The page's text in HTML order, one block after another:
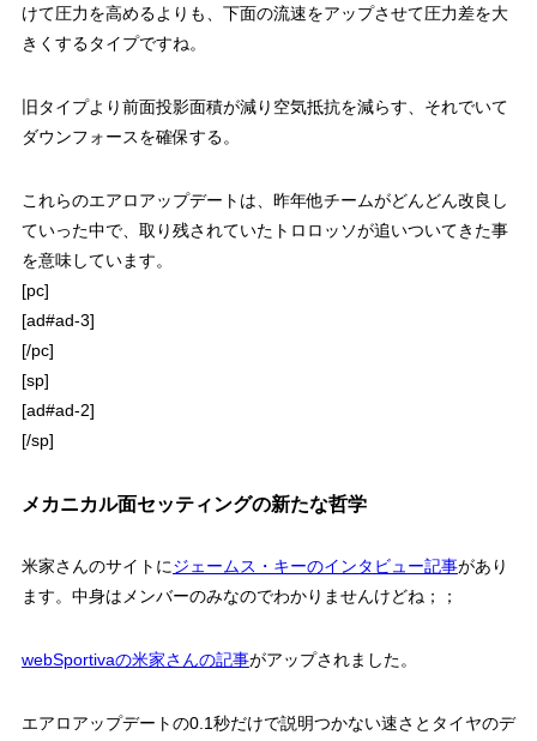
けて圧力を高めるよりも、下面の流速をアップさせて圧力差を大
きくするタイプですね。
旧タイプより前面投影面積が減り空気抵抗を減らす、それでいて
ダウンフォースを確保する。
これらのエアロアップデートは、昨年他チームがどんどん改良し
ていった中で、取り残されていたトロロッソが追いついてきた事
を意味しています。
[pc]
[ad#ad-3]
[/pc]
[sp]
[ad#ad-2]
[/sp]
メカニカル面セッティングの新たな哲学
米家さんのサイトにジェームス・キーのインタビュー記事があり
ます。中身はメンバーのみなのでわかりませんけどね；；
webSportivaの米家さんの記事がアップされました。
エアロアップデートの0.1秒だけで説明つかない速さとタイヤのデ